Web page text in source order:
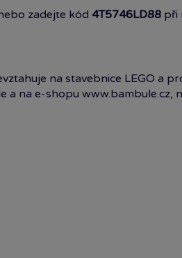
zadejte kód 4T5746LD88při
na stavebnice LEGO a
a na e-shopu www.bambule.cz,